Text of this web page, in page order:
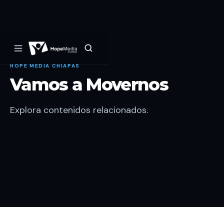
HOPE MEDIA CHIAPAS
Vamos a Movernos
Explora contenidos relacionados.